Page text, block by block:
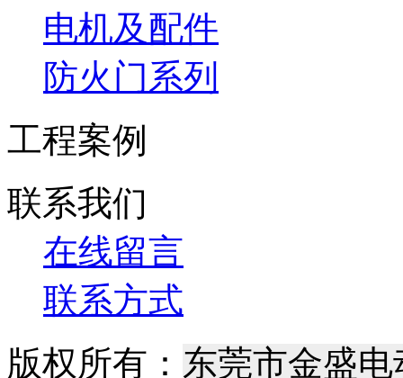
电机及配件
防火门系列
工程案例
联系我们
在线留言
联系方式
版权所有： 东莞市金盛